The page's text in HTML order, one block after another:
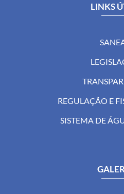
LINKS
REGULAÇÃO E
SISTEMA DE